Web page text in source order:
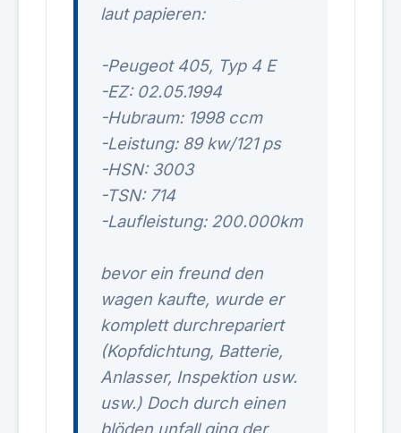
laut papieren:
-Peugeot 405, Typ 4 E
-EZ: 02.05.1994
-Hubraum: 1998 ccm
-Leistung: 89 kw/121 ps
-HSN: 3003
-TSN: 714
-Laufleistung: 200.000km
bevor ein freund den
wagen kaufte, wurde er
komplett durchrepariert
(Kopfdichtung, Batterie,
Anlasser, Inspektion usw.
usw.) Doch durch einen
blöden unfall ging der